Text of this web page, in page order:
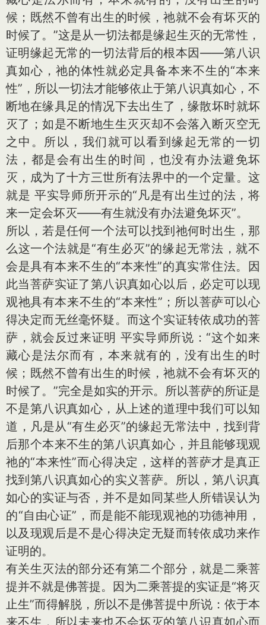
候；既然不曾有出生的时候，祂就不会有坏灭的
时候了。”这是从一切法都是缘起生灭的无常性，
证明缘起无常的一切法背后的根本因——第八识
真如心，祂的体性就必定具备本来不生的“本来
性”，所以一切法才能够依止于第八识真如心，不
断地在缘具足的情况下去出生了，缘散坏时就坏
灭了；如是不断地生生灭灭却不会落入断灭空无
之中。所以，我们就可以看到缘起无常的一切
法，都是会有出生的时间，也没有办法避免坏
灭，成为了十方三世所有法界中的一个定量。这
就是 平实导师所开示的“凡是有出生过的法，将
来一定会坏灭——有生就没有办法避免坏灭”。
所以，若是任何一个法可以找到祂何时出生，那
么这一个法就是“有生必灭”的缘起无常法，就不
会是具有本来不生的“本来性”的真实常住法。因
此当菩萨实证了第八识真如心以后，必定可以现
观祂具有本来不生的“本来性”；所以菩萨可以心
得决定而无丝毫怀疑。而这个实证转依成功的菩
萨，就会反过来证明 平实导师所说：“这个如来
藏心是法尔而有，本来就有的，没有出生的时
候；既然不曾有出生的时候，祂就不会有坏灭的
时候了。”完全是如实的开示。所以菩萨的所证是
不是第八识真如心，从上述的道理中我们可以知
道，凡是从“有生必灭”的缘起无常法中，找到背
后那个本来不生的第八识真如心，并且能够现观
祂的“本来性”而心得决定，这样的菩萨才是真正
找到第八识真如心的实义菩萨。所以，第八识真
如心的实证与否，并不是如同某些人所错误认为
的“自由心证”，而是能不能现观祂的功德神用，
以及现观后是不是心得决定无疑而转依成功来作
证明的。
有关生灭法的部分还有第二个部分，就是二乘菩
提并不就是佛菩提。因为二乘菩提的实证是“将灭
止生”而得解脱，所以不是佛菩提中所说：依于本
来不生，所以未来也不会坏灭的第八识真如心而